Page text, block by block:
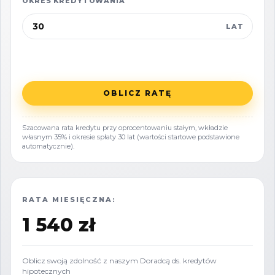
o wymiarach 25x27 cm, z plastikowymi oknami.
Budynek może stanowić solidną bazę do
uzbrojona we wszystkie niezbędne media, co
stanowi istotny atut w kontekście dalszych
inwestycji.
**Potencjał inwestycyjny**
Największym atutem tej nieruchomości jest jej
ogromny potencjał inwestycyjny. W obecnym
stanie działka umożliwia budowę dwóch
pensjonatu noclegowego lub innych obiektów
LAT
OBLICZ RATĘ
Szacowana rata kredytu przy oprocentowaniu stałym, wkładzie
własnym 35% i okresie spłaty 30 lat (wartości startowe podstawione
automatycznie).
RATA MIESIĘCZNA:
1 540 zł
Oblicz swoją zdolność z naszym Doradcą ds. kredytów
hipotecznych